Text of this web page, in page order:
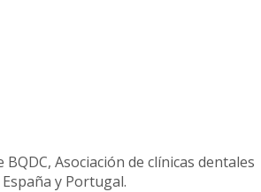
Asociación de clínicas dentales
y Portugal.